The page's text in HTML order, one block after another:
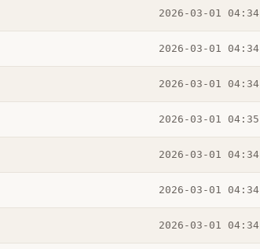
2026-03-01 04:34
2026-03-01 04:34
2026-03-01 04:34
2026-03-01 04:35
2026-03-01 04:34
2026-03-01 04:34
2026-03-01 04:34